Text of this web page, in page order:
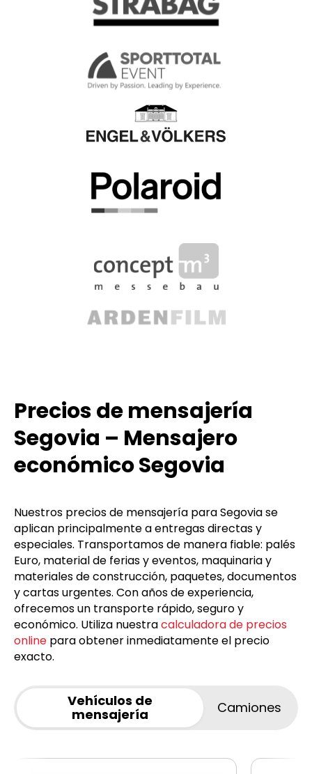
Precios de mensajería
Segovia – Mensajero
económico Segovia
Nuestros precios de mensajería para Segovia se
aplican principalmente a entregas directas y
especiales. Transportamos de manera fiable: palés
Euro, material de ferias y eventos, maquinaria y
materiales de construcción, paquetes, documentos
y cartas urgentes. Con años de experiencia,
ofrecemos un transporte rápido, seguro y
económico. Utiliza nuestracalculadora de precios
online para obtener inmediatamente el precio
exacto.
Vehículos de
mensajería
Camiones